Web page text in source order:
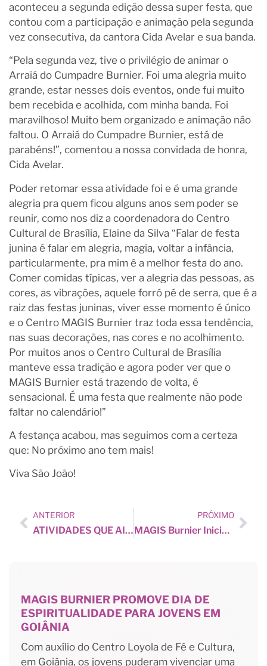
aconteceu a segunda edição dessa super festa, que
contou com a participação e animação pela segunda
vez consecutiva, da cantora Cida Avelar e sua banda.
“Pela segunda vez, tive o privilégio de animar o
Arraiá do Cumpadre Burnier. Foi uma alegria muito
grande, estar nesses dois eventos, onde fui muito
bem recebida e acolhida, com minha banda. Foi
maravilhoso! Muito bem organizado e animação não
faltou. O Arraiá do Cumpadre Burnier, está de
parabéns!”, comentou a nossa convidada de honra,
Cida Avelar.
Poder retomar essa atividade foi e é uma grande
alegria pra quem ficou alguns anos sem poder se
reunir, como nos diz a coordenadora do Centro
Cultural de Brasília, Elaine da Silva “Falar de festa
junina é falar em alegria, magia, voltar a infância,
particularmente, pra mim é a melhor festa do ano.
Comer comidas típicas, ver a alegria das pessoas, as
cores, as vibrações, aquele forró pé de serra, que é a
raiz das festas juninas, viver esse momento é único
e o Centro MAGIS Burnier traz toda essa tendência,
nas suas decorações, nas cores e no acolhimento.
Por muitos anos o Centro Cultural de Brasília
manteve essa tradição e agora poder ver que o
MAGIS Burnier está trazendo de volta, é
sensacional. É uma festa que realmente não pode
faltar no calendário!”
A festança acabou, mas seguimos com a certeza
que: No próximo ano tem mais!
Viva São João!
ANTERIOR
ATIVIDADES QUE AINDA VÃO ACONTECER
PRÓXIMO
MAGIS Burnier Inicia Turma Do Curso Básico De LIBRAS
MAGIS BURNIER PROMOVE DIA DE
ESPIRITUALIDADE PARA JOVENS EM
GOIÂNIA
Com auxílio do Centro Loyola de Fé e Cultura,
em Goiânia, os jovens puderam vivenciar uma